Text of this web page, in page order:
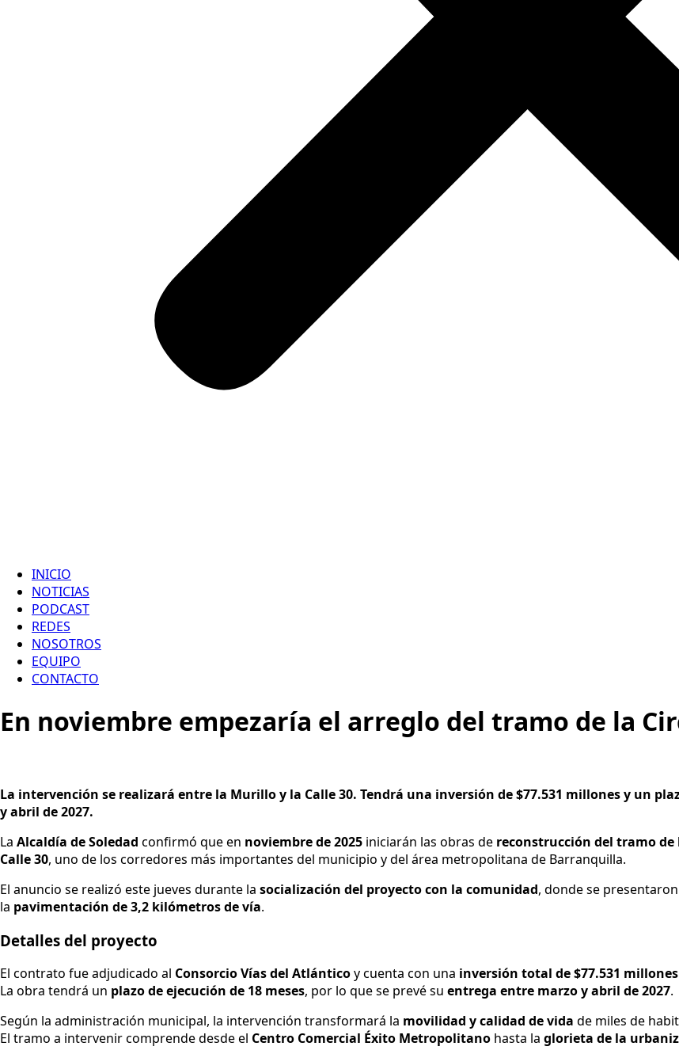
INICIO
NOTICIAS
PODCAST
REDES
NOSOTROS
EQUIPO
CONTACTO
En noviembre empezaría el arreglo del tramo de la
La intervención se realizará entre la Murillo y la Calle 30. Tendrá una inversión de $77.531 millones y un
y abril de 2027.
La Alcaldía de Soledad confirmó que en noviembre de 2025 iniciarán las obras de reconstrucción del tramo
Calle 30, uno de los corredores más importantes del municipio y del área metropolitana de Barranquilla.
El anuncio se realizó este jueves durante la socialización del proyecto con la comunidad, donde se
la pavimentación de 3,2 kilómetros de vía.
Detalles del proyecto
El contrato fue adjudicado al Consorcio Vías del Atlánticoy cuenta con una inversión total de $77.531 millones
La obra tendrá un plazo de ejecución de 18 meses, por lo que se prevé su entrega entre marzo y abril de 2027.
Según la administración municipal, la intervención transformará la movilidad y calidad de vida de miles de
El tramo a intervenir comprende desde el Centro Comercial Éxito Metropolitano hasta la glorieta de la